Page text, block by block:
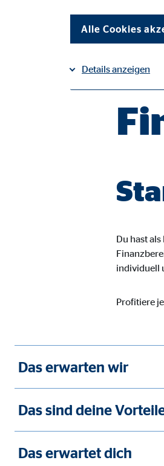
Du hast
individuell
Profitiere
Das erwarten wir
Das sind deine
Das erwartet dich
Alle Cookies
Details anzeigen
Notwendige
Notwendige Cookies
Anbieter:
Zweck:
Anbieter:
Zweck:
Cookie Laufzeit:
Statistik
Impressum |